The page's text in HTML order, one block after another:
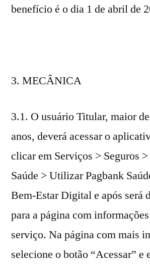
benefício é o dia 1 de abril de
MECÂNICA
3.1. O usuário Titular, maior
anos, deverá acessar o
clicar em Serviços > Seguros
Saúde > Utilizar Pagbank
Bem-Estar Digital e após será
para a página com
serviço. Na página com mais
selecione o botão “Acessar” e